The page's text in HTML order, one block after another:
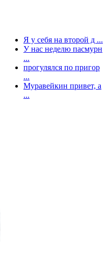
Я у себя на второй д ...
У нас неделю пасмурн
...
прогулялся по пригор
...
Муравейкин привет, а
...